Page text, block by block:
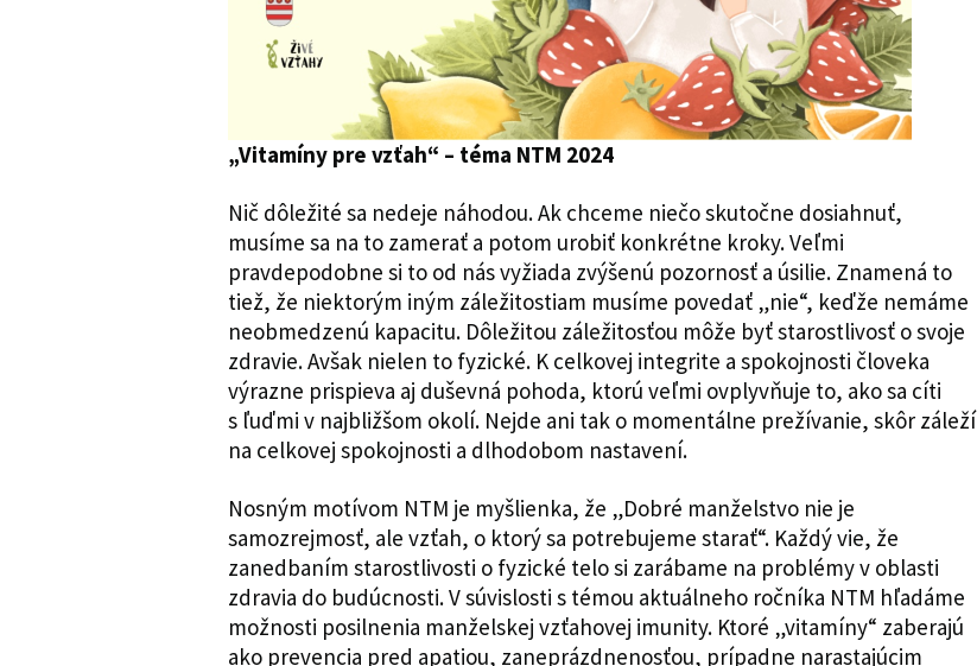
„Vitamíny pre vzťah“ – téma NTM 2024
Nič dôležité sa nedeje náhodou. Ak chceme niečo skutočne dosiahnuť,
musíme sa na to zamerať a potom urobiť konkrétne kroky. Veľmi
pravdepodobne si to od nás vyžiada zvýšenú pozornosť a úsilie. Znamená to
tiež, že niektorým iným záležitostiam musíme povedať „nie“, keďže nemáme
neobmedzenú kapacitu. Dôležitou záležitosťou môže byť starostlivosť o svoje
zdravie. Avšak nielen to fyzické. K celkovej integrite a spokojnosti človeka
výrazne prispieva aj duševná pohoda, ktorú veľmi ovplyvňuje to, ako sa cíti
s ľuďmi v najbližšom okolí. Nejde ani tak o momentálne prežívanie, skôr záleží
na celkovej spokojnosti a dlhodobom nastavení.
Nosným motívom NTM je myšlienka, že „Dobré manželstvo nie je
samozrejmosť, ale vzťah, o ktorý sa potrebujeme starať“. Každý vie, že
zanedbaním starostlivosti o fyzické telo si zarábame na problémy v oblasti
zdravia do budúcnosti. V súvislosti s témou aktuálneho ročníka NTM hľadáme
možnosti posilnenia manželskej vzťahovej imunity. Ktoré „vitamíny“ zaberajú
ako prevencia pred apatiou, zaneprázdnenosťou, prípadne narastajúcim